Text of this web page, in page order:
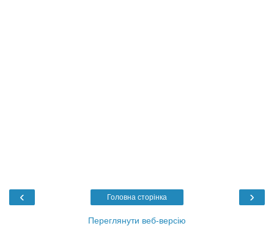
‹ ›
Головна сторінка
Переглянути веб-версію